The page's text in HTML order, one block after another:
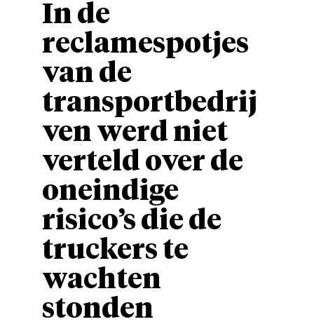
In de
reclamespotjes
van de
transportbedrij
ven werd niet
verteld over de
oneindige
risico’s die de
truckers te
wachten
stonden